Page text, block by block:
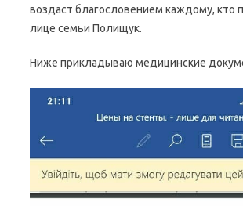
воздаст благословением каждому, кто
лице семьи Полищук.
Ниже прикладываю медицинские